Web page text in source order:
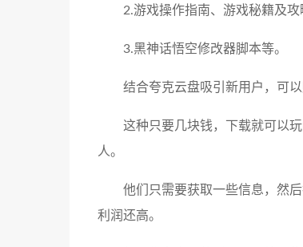
2.游戏操作指南、游戏秘籍及
3.黑神话悟空修改器脚本等。
结合夸克云盘吸引新用户，可以
这种只要几块钱，下载就可以
人。
他们只需要获取一些信息，然
利润还高。